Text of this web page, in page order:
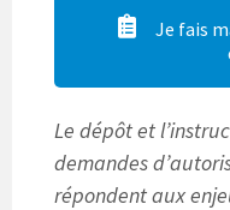
Je fais
Le dépôt et
demandes
répondent aux